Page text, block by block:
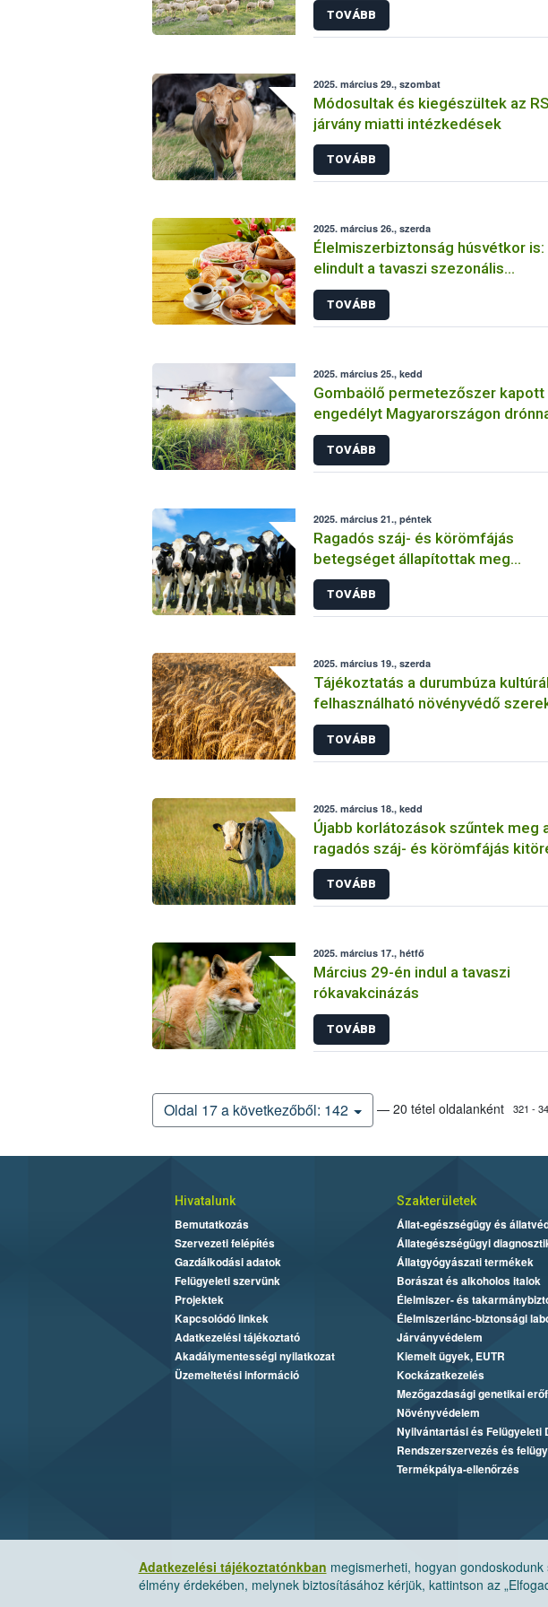
TOVÁBB
2025. március 29., szombat
Módosultak és kiegészültek az
járvány miatti intézkedések
TOVÁBB
2025. március 26., szerda
Élelmiszerbiztonság húsvétkor is:
elindult a tavaszi szezonális
élelmiszerlánc-ellenőrzés
TOVÁBB
2025. március 25., kedd
Gombaölő permetezőszer kapott
engedélyt Magyarországon
történő kijuttatásra
TOVÁBB
2025. március 21., péntek
Ragadós száj- és körömfájás
betegséget állapítottak meg
Szlovákiában
TOVÁBB
2025. március 19., szerda
Tájékoztatás a durumbúza
felhasználható növényvédő
TOVÁBB
2025. március 18., kedd
Újabb korlátozások szűntek meg
ragadós száj- és körömfájás
követően
TOVÁBB
2025. március 17., hétfő
Március 29-én indul a tavaszi
rókavakcinázás
TOVÁBB
Oldal 17 a következőből: 142 — 20 tétel oldalanként 321 -
Adatkezelési tájékoztatónkban megismerheti, hogyan
élmény érdekében, melynek biztosításához kérjük, kattintson az
Hivatalunk
Bemutatkozás
Szervezeti felépítés
Gazdálkodási adatok
Felügyeleti szervünk
Projektek
Kapcsolódó linkek
Adatkezelési tájékoztató
Akadálymentességi nyilatkozat
Üzemeltetési információ
Szakterületek
Állat-egészségügy és
Állategészségügyi
Állatgyógyászati termékek
Borászat és alkoholos italok
Élelmiszer- és
Élelmiszerlánc-biztonsági
Járványvédelem
Kiemelt ügyek, EUTR
Kockázatkezelés
Mezőgazdasági genetikai
Növényvédelem
Nyilvántartási és Felügyeleti
Rendszerszervezés és
Termékpálya-ellenőrzés